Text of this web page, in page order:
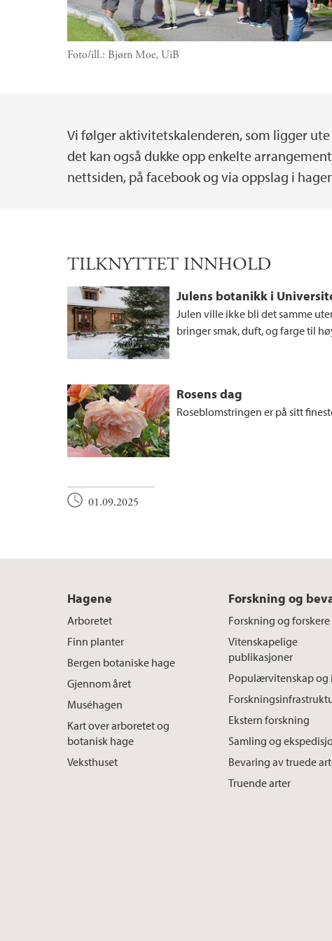
Foto/ill.: Bjørn Moe, UiB
Hovedinnhold
Vi følger aktivitetskalenderen, som ligger
det kan også dukke opp enkelte
nettsiden, på facebook og via oppslag i
TILKNYTTET INNHOLD
Julens botanikk i
Julen ville ikke bli det samme
bringer smak, duft, og farge til
Rosens dag
Roseblomstringen er på sitt
01.09.2025
Hagene
Arboretet
Finn planter
Bergen botaniske hage
Gjennom året
Muséhagen
Kart over arboretet og
botanisk hage
Veksthuset
Forskning og
Forskning og forskere
Vitenskapelige
publikasjoner
Populærvitenskap og
Ekstern forskning
Samling og
Bevaring av truede
Truende arter